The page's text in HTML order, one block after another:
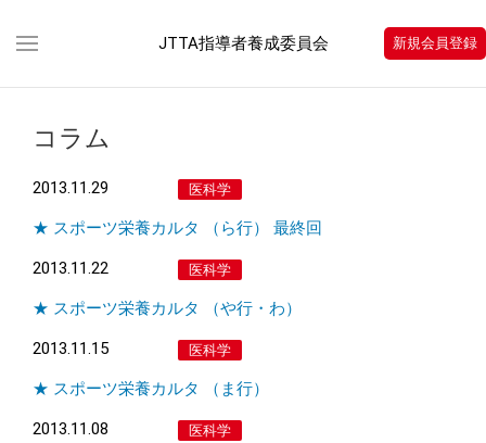
JTTA指導者養成委員会 新規会員登録
コラム
2013.11.29 医科学
★ スポーツ栄養カルタ （ら行） 最終回
2013.11.22 医科学
★ スポーツ栄養カルタ （や行・わ）
2013.11.15 医科学
★ スポーツ栄養カルタ （ま行）
2013.11.08 医科学